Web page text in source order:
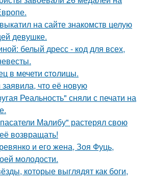
на сайте знакомств целую
девушке.
белый дресс - код для всех,
в мечети cтoлицы.
что её новую
Реальность" сняли с печати на
Малибу" растерял свою
возвращать!
и его жена, Зоя Фуць,
молодости.
которые выглядят как боги,